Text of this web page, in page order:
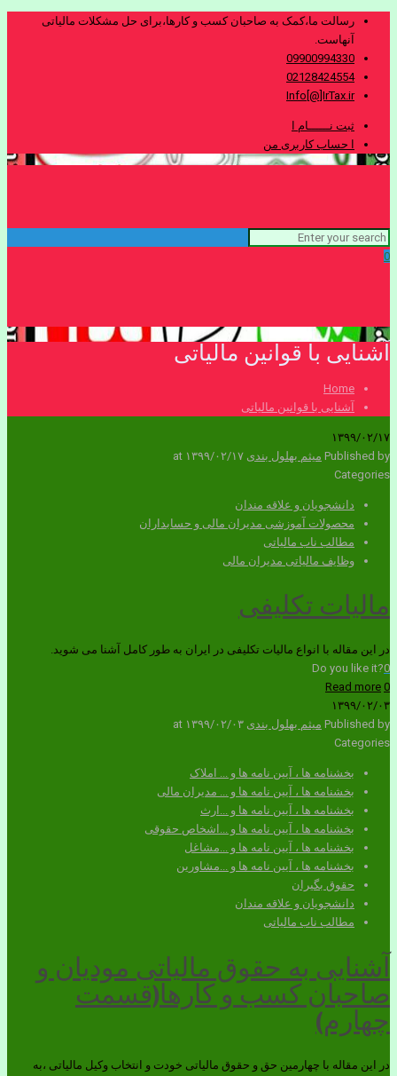
رسالت ما،کمک به صاحبان کسب و کارها،برای حل مشکلات مالیاتی
آنهاست.
09900994330
02128424554
Info[@]IrTax.ir
ثبت نــــــام ا
ا حساب کاربری من
0
آشنایی با قوانین مالیاتی
Home
آشنایی با قوانین مالیاتی
۱۳۹۹/۰۲/۱۷
Published by میثم بهلول بندی at ۱۳۹۹/۰۲/۱۷
Categories
دانشجویان و علاقه مندان
محصولات آموزشی مدیران مالی و حسابداران
مطالب ناب مالیاتی
وظایف مالیاتی مدیران مالی
مالیات تکلیفی
در این مقاله با انواع مالیات تکلیفی در ایران به طور کامل آشنا می شوید.
Do you like it?0
0
Read more
۱۳۹۹/۰۲/۰۳
Published by میثم بهلول بندی at ۱۳۹۹/۰۲/۰۳
Categories
بخشنامه ها ، آیین نامه ها و ... املاک
بخشنامه ها ، آیین نامه ها و ... مدیران مالی
بخشنامه ها ، آیین نامه ها و ...ارث
بخشنامه ها ، آیین نامه ها و ...اشخاص حقوقی
بخشنامه ها ، آیین نامه ها و ...مشاغل
بخشنامه ها ، آیین نامه ها و ...مشاورین
حقوق بگیران
دانشجویان و علاقه مندان
مطالب ناب مالیاتی
آشنایی به حقوق مالیاتی مودیان و
صاحبان کسب و کارها(قسمت
چهارم)
در این مقاله با چهارمین حق و حقوق مالیاتی خودت و انتخاب وکیل مالیاتی ،به